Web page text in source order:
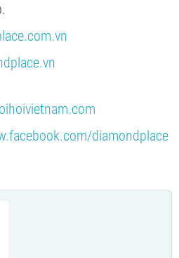
diamondplace